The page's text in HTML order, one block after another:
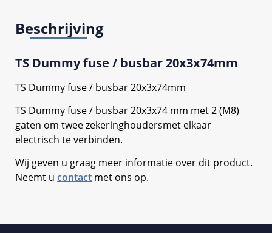
Beschrijving
TS Dummy fuse / busbar 20x3x74mm
TS Dummy fuse / busbar 20x3x74mm
TS Dummy fuse / busbar 20x3x74 mm met 2 (M8)
gaten om twee zekeringhoudersmet elkaar
electrisch te verbinden.
Wij geven u graag meer informatie over dit product.
Neemt u contact met ons op.